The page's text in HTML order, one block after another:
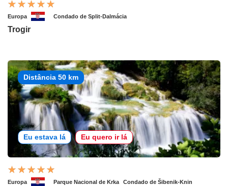
Europa Condado de Split-Dalmácia
Trogir
Distância 50 km
Eu estava lá Eu quero ir lá
Europa Parque Nacional de Krka Condado de Šibenik-Knin